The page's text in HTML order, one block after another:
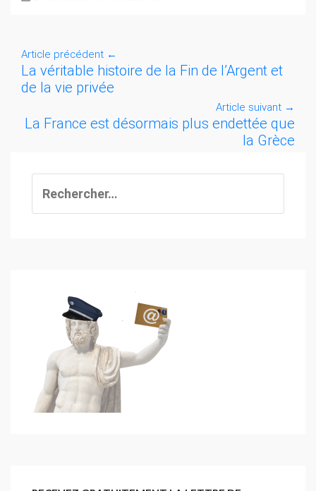
Article précédent ←
La véritable histoire de la Fin de l’Argent et
de la vie privée
Article suivant →
La France est désormais plus endettée que
la Grèce